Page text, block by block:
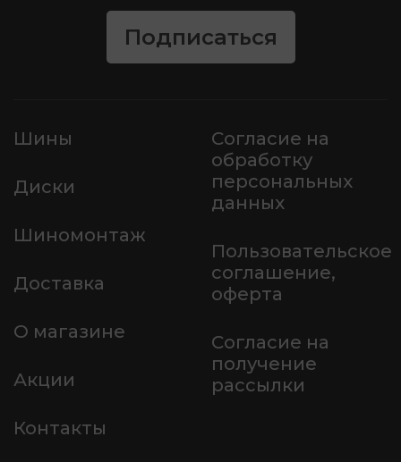
Подписаться
Шины
Диски
Шиномонтаж
Доставка
О магазине
Акции
Контакты
Согласие на
обработку
персональных
данных
Пользовательское
соглашение,
оферта
Согласие на
получение
рассылки